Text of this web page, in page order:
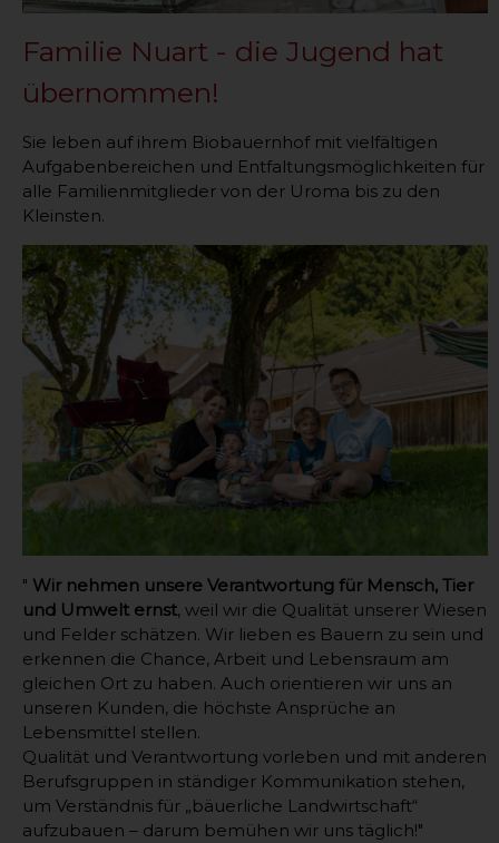
Familie Nuart - die Jugend hat
übernommen!
Sie leben auf ihrem Biobauernhof mit vielfältigen
Aufgabenbereichen und Entfaltungsmöglichkeiten für
alle Familienmitglieder von der Uroma bis zu den
Kleinsten.
" Wir nehmen unsere Verantwortung für Mensch, Tier
und Umwelt ernst, weil wir die Qualität unserer Wiesen
und Felder schätzen. Wir lieben es Bauern zu sein und
erkennen die Chance, Arbeit und Lebensraum am
gleichen Ort zu haben. Auch orientieren wir uns an
unseren Kunden, die höchste Ansprüche an
Lebensmittel stellen.
Qualität und Verantwortung vorleben und mit anderen
Berufsgruppen in ständiger Kommunikation stehen,
um Verständnis für „bäuerliche Landwirtschaft“
aufzubauen – darum bemühen wir uns täglich!"